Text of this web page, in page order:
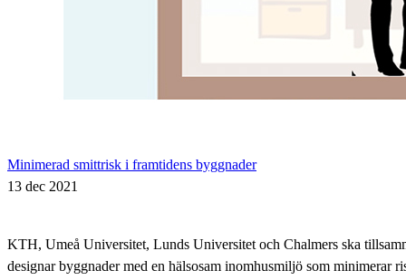
Minimerad smittrisk i framtidens byggnader
13 dec 2021
KTH, Umeå Universitet, Lunds Universitet och Chalmers ska
designar byggnader med en hälsosam inomhusmiljö som minimerar